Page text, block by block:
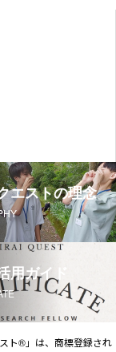
エストの理念
用ガイド
ト®」は、商標登録され